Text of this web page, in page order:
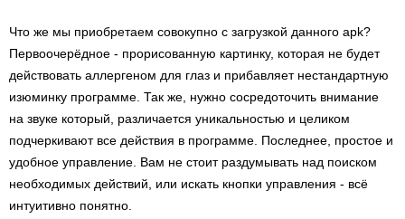
Что же мы приобретаем совокупно с загрузкой данного apk?
Первоочерёдное - прорисованную картинку, которая не будет
действовать аллергеном для глаз и прибавляет нестандартную
изюминку программе. Так же, нужно сосредоточить внимание
на звуке который, различается уникальностью и целиком
подчеркивают все действия в программе. Последнее, простое и
удобное управление. Вам не стоит раздумывать над поиском
необходимых действий, или искать кнопки управления - всё
интуитивно понятно.